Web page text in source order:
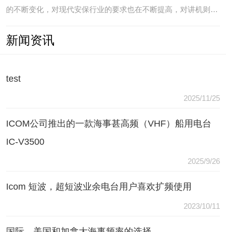
的不断变化，对现代安保行业的要求也在不断提高，对讲机则是
讯需要，常常会出现以下问题：（1）无可靠的报等多种保障手
新闻资讯
test
2025/11/25
ICOM公司推出的一款海事甚高频（VHF）船用电台
IC-V3500
2025/9/26
Icom 短波，超短波业余电台用户喜欢扩频使用
2023/10/11